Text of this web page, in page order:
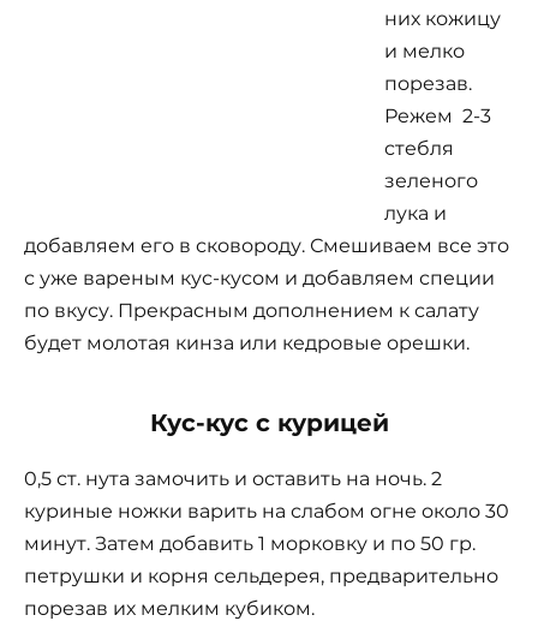
них кожицу
и мелко
порезав.
Режем 2-3
стебля
зеленого
лука и
добавляем его в сковороду. Смешиваем все это
с уже вареным кус-кусом и добавляем специи
по вкусу. Прекрасным дополнением к салату
будет молотая кинза или кедровые орешки.
Кус-кус с курицей
0,5 ст. нута замочить и оставить на ночь. 2
куриные ножки варить на слабом огне около 30
минут. Затем добавить 1 морковку и по 50 гр.
петрушки и корня сельдерея, предварительно
порезав их мелким кубиком.